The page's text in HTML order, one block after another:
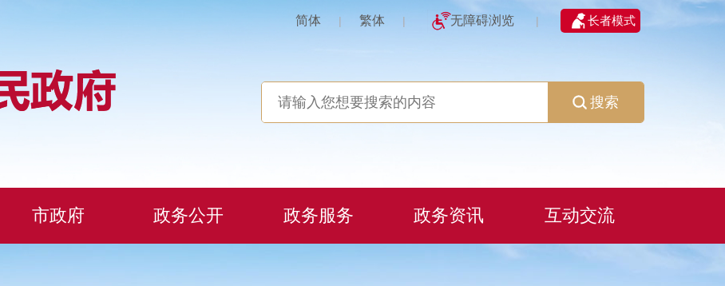
简体 | 繁体 | 无障碍浏览 | 长者模式
搜索
市政府 政务公开 政务服务 政务资讯 互动交流